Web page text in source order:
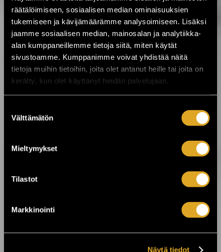
räätälöimiseen, sosiaalisen median ominaisuuksien
tukemiseen ja kävijämäärämme analysoimiseen. Lisäksi
jaamme sosiaalisen median, mainosalan ja analytiikka-
alan kumppaneillemme tietoja siitä, miten käytät
sivustoamme. Kumppanimme voivat yhdistää näitä
tietoja muihin tietoihin, joita olet antanut heille tai joita on
kerätty, kun olet käyttänyt heidän palvelujaan.
valinta
Välttämätön
Mieltymykset
Tilastot
Markkinointi
Näytä tiedot
4.8.2026 07:00
Kesä huipentuu Stallörinpuistossa –
ystäväliput myynnissä! ☀️ ›
3.8.2026 12:00
VILLIT ensi-ilta lähestyy: Koe
ainutlaatuinen elämys Kajaanissa! ›
3.8.2026 10:15
On The Rocks juhlii 25-vuotista taivaltaan